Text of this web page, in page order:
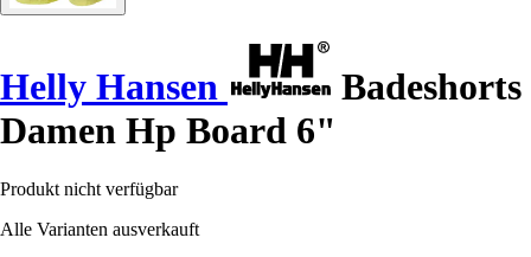
Helly Hansen
Badeshorts
Damen Hp Board 6"
Produkt nicht verfügbar
Alle Varianten ausverkauft